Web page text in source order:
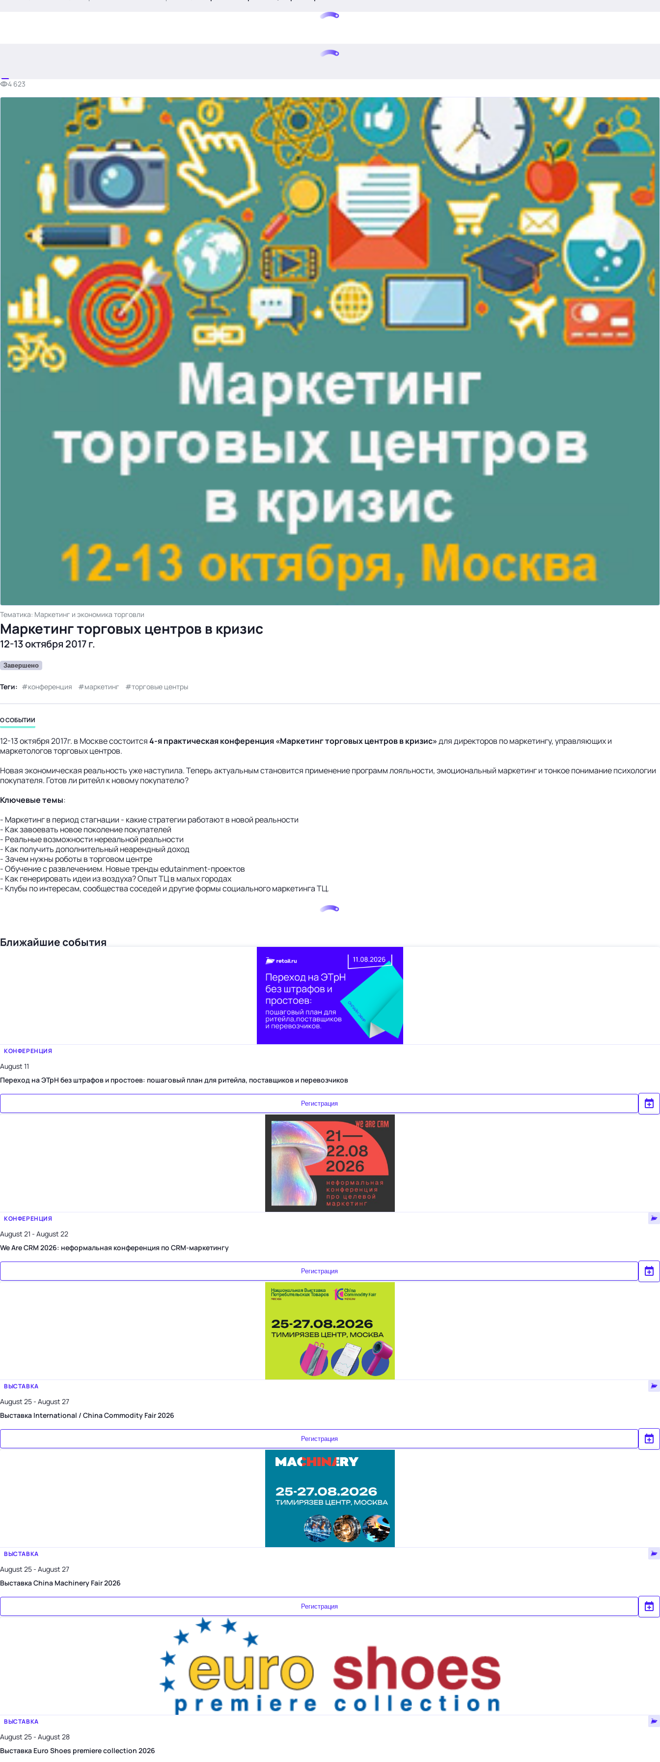
Тема месяца: Автоматизация на 1С
темы
новости
материалы
события
бизнес-центр
4 623
Тематика: Маркетинг и экономика торговли
Маркетинг торговых центров в кризис
12-13 октября 2017 г.
Завершено
Теги: конференция маркетинг торговые центры
О СОБЫТИИ
12-13 октября 2017г. в Москве состоится4-я практическая конференция «Маркетинг торговых центров в кризис»для директоров по маркетингу, управляющих и
маркетологов торговых центров.
Новая экономическая реальность уже наступила. Теперь актуальным становится применение программ лояльности, эмоциональный маркетинг и тонкое понимание психологии
покупателя. Готов ли ритейл к новому покупателю?
Ключевые темы:
- Маркетинг в период стагнации - какие стратегии работают в новой реальности
- Как завоевать новое поколение покупателей
- Реальные возможности нереальной реальности
- Как получить дополнительный неарендный доход
- Зачем нужны роботы в торговом центре
- Обучение с развлечением. Новые тренды edutainment-проектов
- Как генерировать идеи из воздуха? Опыт ТЦ в малых городах
- Клубы по интересам, сообщества соседей и другие формы социального маркетинга ТЦ.
Ближайшие события
КОНФЕРЕНЦИЯ
August 11
Переход на ЭТрН без штрафов и простоев: пошаговый план для ритейла, поставщиков и перевозчиков
Регистрация
КОНФЕРЕНЦИЯ
August 21 - August 22
We Are CRM 2026: неформальная конференция по CRM-маркетингу
Регистрация
ВЫСТАВКА
August 25 - August 27
Выставка International / China Commodity Fair 2026
Регистрация
ВЫСТАВКА
August 25 - August 27
Выставка China Machinery Fair 2026
Регистрация
ВЫСТАВКА
August 25 - August 28
Выставка Euro Shoes premiere collection 2026